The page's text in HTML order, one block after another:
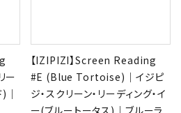
ー
｜
【IZIPIZI】Screen Reading
#E (Blue Tortoise)｜イジピ
ジ・スクリーン・リーディング・イ
ー(ブルートータス)｜ブルーラ